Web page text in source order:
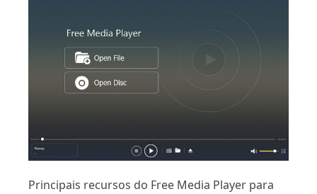
Principais recursos do Free Media Player para